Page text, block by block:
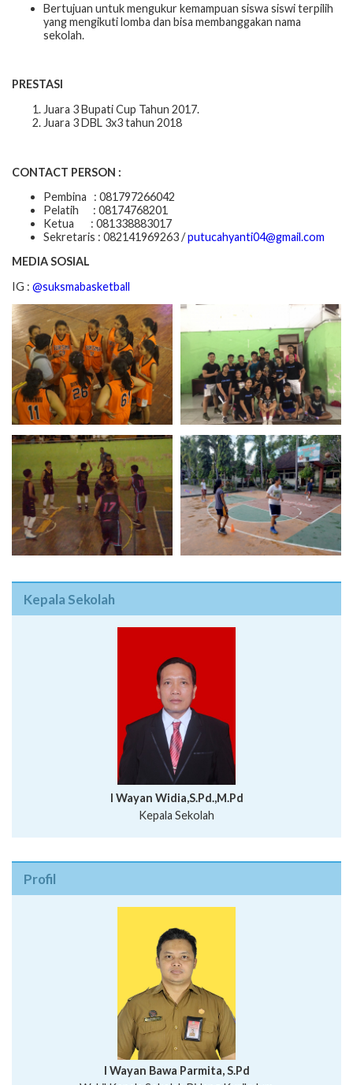
Bertujuan untuk mengukur kemampuan siswa siswi terpilih
yang mengikuti lomba dan bisa membanggakan nama
sekolah.
PRESTASI
Juara 3 Bupati Cup Tahun 2017.
Juara 3 DBL 3x3 tahun 2018
CONTACT PERSON :
Pembina : 081797266042
Pelatih : 08174768201
Ketua : 081338883017
Sekretaris : 082141969263 /putucahyanti04@gmail.com
MEDIA SOSIAL
IG : @suksmabasketball
Kepala Sekolah
I Wayan Widia,S.Pd.,M.Pd
Kepala Sekolah
Profil
I Wayan Bawa Parmita, S.Pd
I Wayan Gede Aditya Pratita, S.Pd., M.Sn